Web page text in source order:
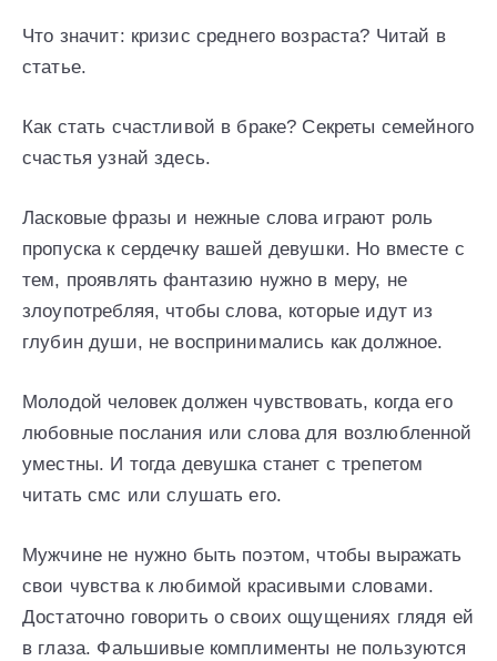
Что значит: кризис среднего возраста? Читай в
статье.
Как стать счастливой в браке? Секреты семейного
счастья узнай здесь.
Ласковые фразы и нежные слова играют роль
пропуска к сердечку вашей девушки. Но вместе с
тем, проявлять фантазию нужно в меру, не
злоупотребляя, чтобы слова, которые идут из
глубин души, не воспринимались как должное.
Молодой человек должен чувствовать, когда его
любовные послания или слова для возлюбленной
уместны. И тогда девушка станет с трепетом
читать смс или слушать его.
Мужчине не нужно быть поэтом, чтобы выражать
свои чувства к любимой красивыми словами.
Достаточно говорить о своих ощущениях глядя ей
в глаза. Фальшивые комплименты не пользуются